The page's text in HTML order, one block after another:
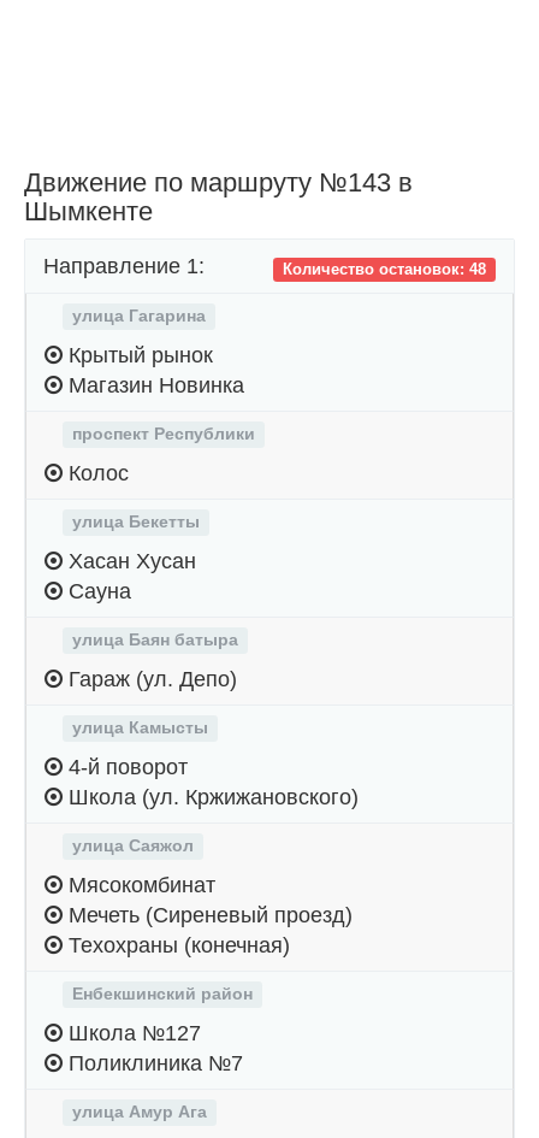
Движение по маршруту №143 в
Шымкенте
Количество остановок: 48
Направление 1:
улица Гагарина
Крытый рынок
Магазин Новинка
проспект Республики
Колос
улица Бекетты
Хасан Хусан
Сауна
улица Баян батыра
Гараж (ул. Депо)
улица Камысты
4-й поворот
Школа (ул. Кржижановского)
улица Саяжол
Мясокомбинат
Мечеть (Сиреневый проезд)
Техохраны (конечная)
Енбекшинский район
Школа №127
Поликлиника №7
улица Амур Ага